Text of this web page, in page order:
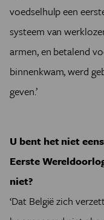
voedselhulp een
systeem van
armen, en betalend
binnenkwam, werd
geven.’
U bent het niet
Eerste
niet?
‘Dat België zich